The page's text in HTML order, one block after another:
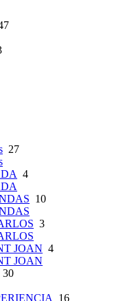
27
4
10
3
JOAN 4
JOAN
30
16